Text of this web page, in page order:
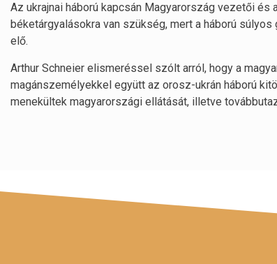
Az ukrajnai háború kapcsán Magyarország vezetői
béketárgyalásokra van szükség, mert a háború
elő.
Arthur Schneier elismeréssel szólt arról, hogy a
magánszemélyekkel együtt az orosz-ukrán háború
menekültek magyarországi ellátását, illetve